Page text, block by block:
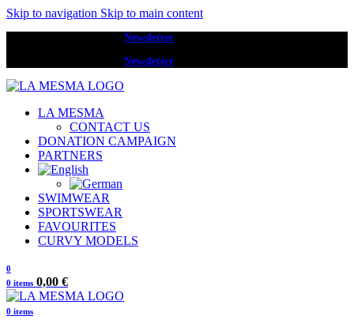
Skip to navigation Skip to main content
Newsletter
Newsletter
LA MESMA
CONTACT US
DONATION CAMPAIGN
PARTNERS
SWIMWEAR
SPORTSWEAR
FAVOURITES
CURVY MODELS
0
0 items 0,00 €
0 items